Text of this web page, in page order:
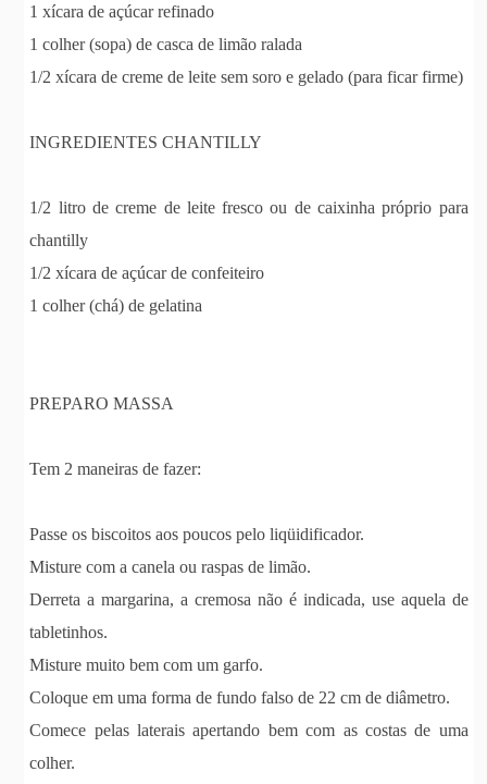
1 xícara de açúcar refinado
1 colher (sopa) de casca de limão ralada
1/2 xícara de creme de leite sem soro e gelado (para ficar firme)
INGREDIENTES CHANTILLY
1/2 litro de creme de leite fresco ou de caixinha próprio para
chantilly
1/2 xícara de açúcar de confeiteiro
1 colher (chá) de gelatina
PREPARO MASSA
Tem 2 maneiras de fazer:
Passe os biscoitos aos poucos pelo liqüidificador.
Misture com a canela ou raspas de limão.
Derreta a margarina, a cremosa não é indicada, use aquela de
tabletinhos.
Misture muito bem com um garfo.
Coloque em uma forma de fundo falso de 22 cm de diâmetro.
Comece pelas laterais apertando bem com as costas de uma
colher.